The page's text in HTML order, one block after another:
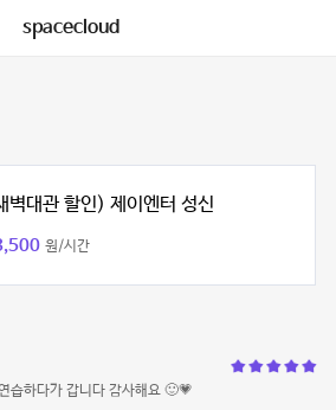
spacecloud
벽대관 할인) 제이엔터 성신
원/시간
습하다가 갑니다 감사해요 🙂💗